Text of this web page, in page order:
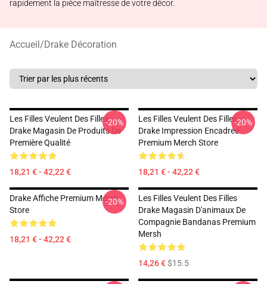
rapidement la pièce maîtresse de votre décor.
Accueil/Drake Décoration
Les Filles Veulent Des Filles
Drake Magasin De Produits De
Première Qualité
18,21 € - 42,22 €
-20%
Les Filles Veulent Des Filles
Drake Impression Encadrée
Premium Merch Store
18,21 € - 42,22 €
-20%
Drake Affiche Premium Merch
Store
18,21 € - 42,22 €
-20%
Les Filles Veulent Des Filles
Drake Magasin D'animaux De
Compagnie Bandanas Premium
Mersh
14,26 €$15.5